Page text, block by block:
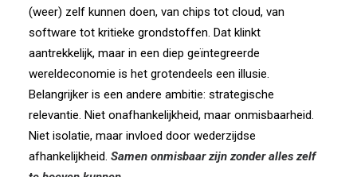
(weer) zelf kunnen doen, van chips tot cloud, van
software tot kritieke grondstoffen. Dat klinkt
aantrekkelijk, maar in een diep geïntegreerde
wereldeconomie is het grotendeels een illusie.
Belangrijker is een andere ambitie: strategische
relevantie. Niet onafhankelijkheid, maar onmisbaarheid.
Niet isolatie, maar invloed door wederzijdse
afhankelijkheid. Samen onmisbaar zijn zonder alles zelf